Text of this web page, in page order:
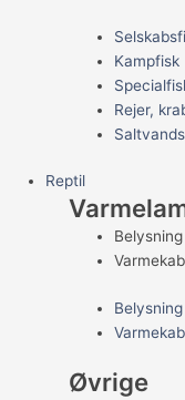
Kampfisk
Rejer,
Reptil
Belysning
Belysning
Øvrige